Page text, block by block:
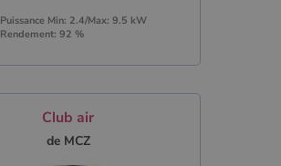
Puissance Min: 2.4/Max: 9.5 kW
Rendement: 92 %
Club air
de MCZ